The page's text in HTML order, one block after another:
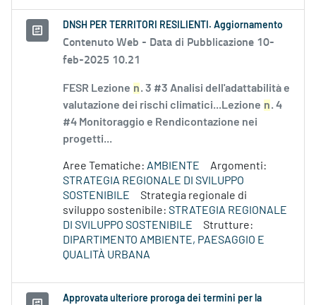
DNSH PER TERRITORI RESILIENTI. Aggiornamento
Contenuto Web - Data di Pubblicazione 10-
feb-2025 10.21
FESR Lezione n. 3 #3 Analisi dell'adattabilità e
valutazione dei rischi climatici...Lezione n. 4
#4 Monitoraggio e Rendicontazione nei
progetti...
Aree Tematiche: AMBIENTE
Argomenti:
STRATEGIA REGIONALE DI SVILUPPO
SOSTENIBILE
Strategia regionale di
sviluppo sostenibile: STRATEGIA REGIONALE
DI SVILUPPO SOSTENIBILE
Strutture:
DIPARTIMENTO AMBIENTE, PAESAGGIO E
QUALITÀ URBANA
Approvata ulteriore proroga dei termini per la